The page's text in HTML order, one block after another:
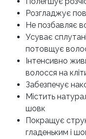
Розгладжує
Не позбавляє
Усуває
потовщує
Інтенсивно
волосся на
Забезпечує
Містить
шовк
Покращує
гладеньким і